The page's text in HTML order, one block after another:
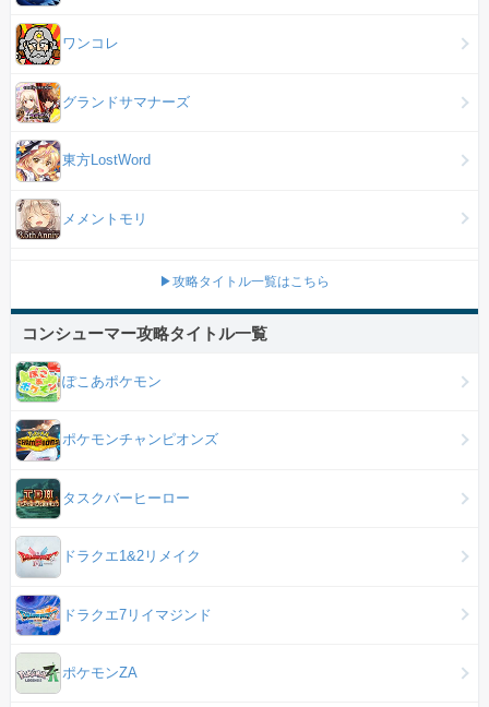
ワンコレ
グランドサマナーズ
東方LostWord
メメントモリ
▶攻略タイトル一覧はこちら
コンシューマー攻略タイトル一覧
ぽこあポケモン
ポケモンチャンピオンズ
タスクバーヒーロー
ドラクエ1&2リメイク
ドラクエ7リイマジンド
ポケモンZA